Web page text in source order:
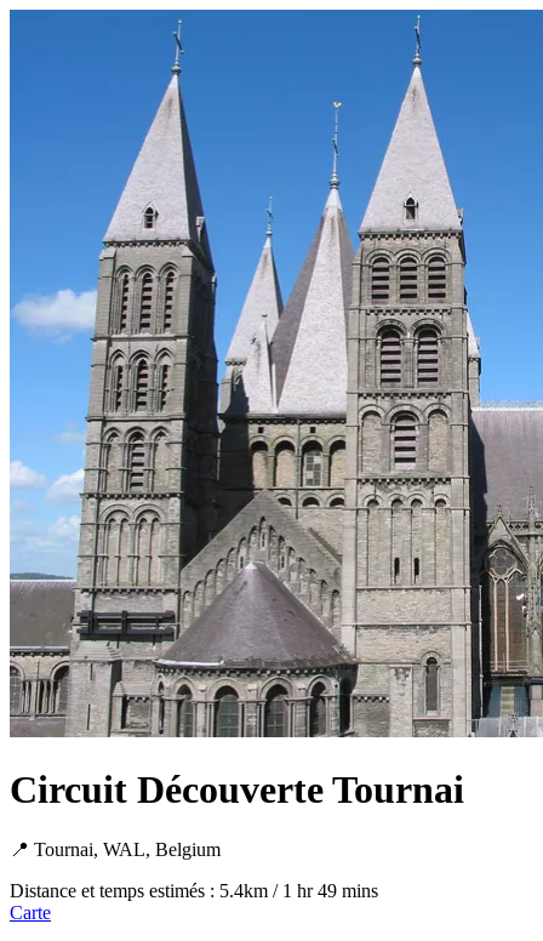
Circuit Découverte Tournai
📍 Tournai, WAL, Belgium
Distance et temps estimés : 5.4km / 1 hr 49 mins
Carte